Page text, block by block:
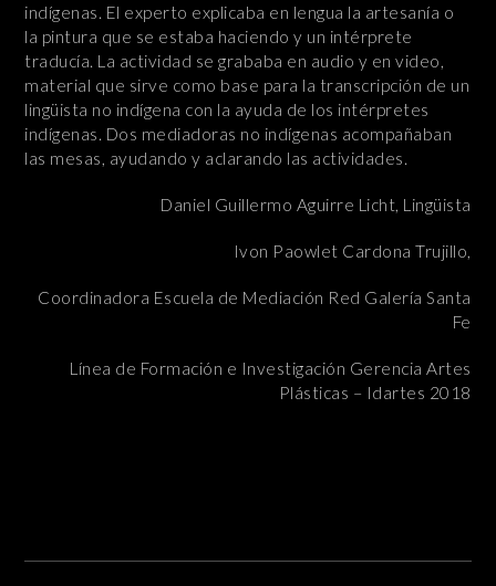
indígenas. El experto explicaba en lengua la artesanía o
la pintura que se estaba haciendo y un intérprete
traducía. La actividad se grababa en audio y en video,
material que sirve como base para la transcripción de un
lingüista no indígena con la ayuda de los intérpretes
indígenas. Dos mediadoras no indígenas acompañaban
las mesas, ayudando y aclarando las actividades.
Daniel Guillermo Aguirre Licht, Lingüista
Ivon Paowlet Cardona Trujillo,
Coordinadora Escuela de Mediación Red Galería Santa
Fe
Línea de Formación e Investigación Gerencia Artes
Plásticas – Idartes 2018